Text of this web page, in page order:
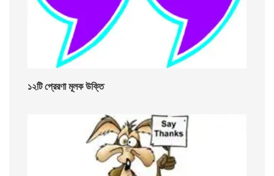
১২টি প্রেরণা মূলক উক্তি